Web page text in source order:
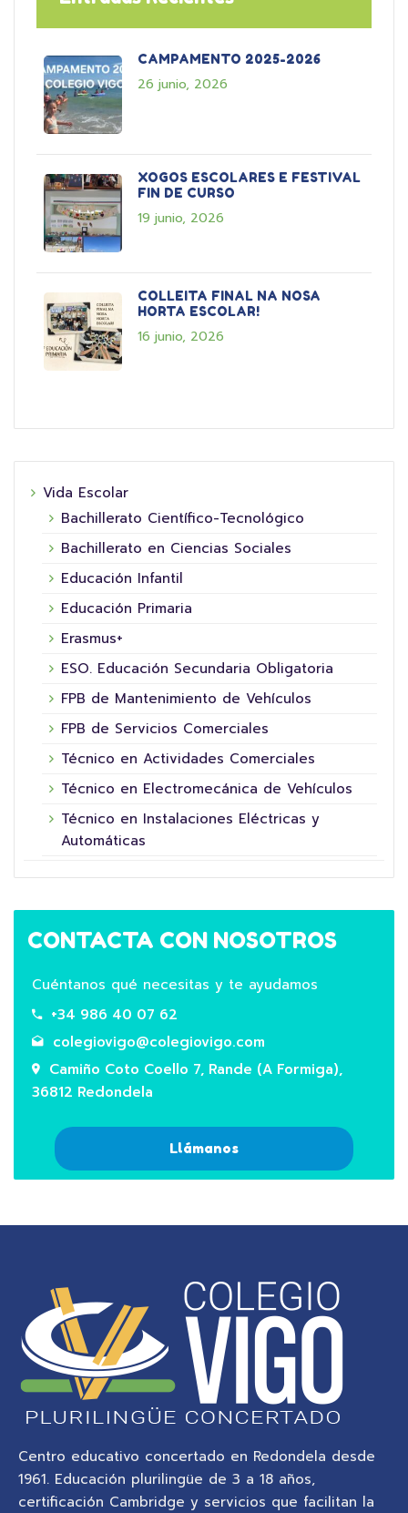
CAMPAMENTO 2025-2026
26 junio, 2026
XOGOS ESCOLARES E FESTIVAL
FIN DE CURSO
19 junio, 2026
COLLEITA FINAL NA NOSA
HORTA ESCOLAR!
16 junio, 2026
Vida Escolar
Bachillerato Científico-Tecnológico
Bachillerato en Ciencias Sociales
Educación Infantil
Educación Primaria
Erasmus+
ESO. Educación Secundaria Obligatoria
FPB de Mantenimiento de Vehículos
FPB de Servicios Comerciales
Técnico en Actividades Comerciales
Técnico en Electromecánica de Vehículos
Técnico en Instalaciones Eléctricas y
Automáticas
CONTACTA CON NOSOTROS
Cuéntanos qué necesitas y te ayudamos
+34 986 40 07 62
colegiovigo@colegiovigo.com
Camiño Coto Coello 7, Rande (A Formiga),
36812 Redondela
Llámanos
Centro educativo concertado en Redondela desde
1961. Educación plurilingüe de 3 a 18 años,
certificación Cambridge y servicios que facilitan la